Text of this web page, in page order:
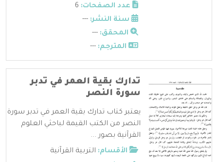
عدد الصفحات:
سنة النشر: ---
المحقق: ---
المترجم: ---
تدارك بقية العمر في تدبر
سورة النصر
يعتبر كتاب تدارك بقية العمر في تدبر سورة
النصر من الكتب القيمة لباحثي العلوم
القرآنية بصور ...
الأقسام: التربية القرآنية